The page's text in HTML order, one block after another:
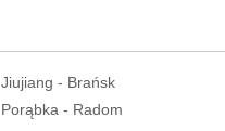
Jiujiang - Brańsk
Porąbka - Radom